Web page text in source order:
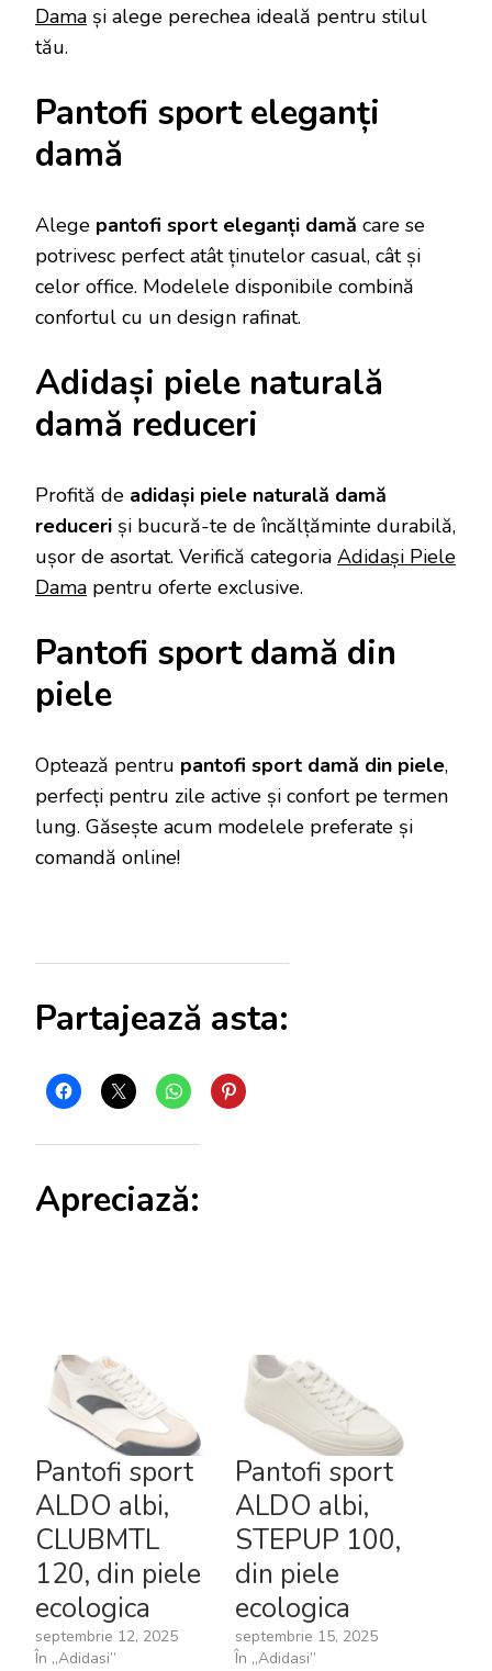
Dama și alege perechea ideală pentru stilul
tău.
Pantofi sport eleganți
damă
Alege pantofi sport eleganți damă care se
potrivesc perfect atât ținutelor casual, cât și
celor office. Modelele disponibile combină
confortul cu un design rafinat.
Adidași piele naturală
damă reduceri
Profită de adidași piele naturală damă
reduceri și bucură-te de încălțăminte durabilă,
ușor de asortat. Verifică categoria Adidași Piele
Dama pentru oferte exclusive.
Pantofi sport damă din
piele
Optează pentru pantofi sport damă din piele,
perfecți pentru zile active și confort pe termen
lung. Găsește acum modelele preferate și
comandă online!
Partajează asta:
Apreciază:
Pantofi sport
ALDO albi,
CLUBMTL
120, din piele
ecologica
septembrie 12, 2025
În „Adidasi”
Pantofi sport
ALDO albi,
STEPUP 100,
din piele
ecologica
septembrie 15, 2025
În „Adidasi”